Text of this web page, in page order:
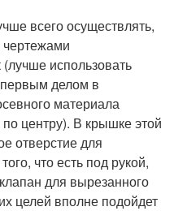
всего осуществлять,
чертежами
использовать
делом в
материала
по центру). В крышке этой
отверстие для
что есть под рукой,
для вырезанного
целей вполне подойдет